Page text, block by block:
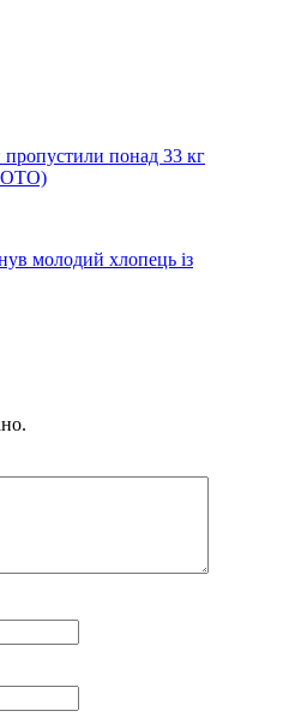
пропустили понад 33 кг
молодий хлопець із